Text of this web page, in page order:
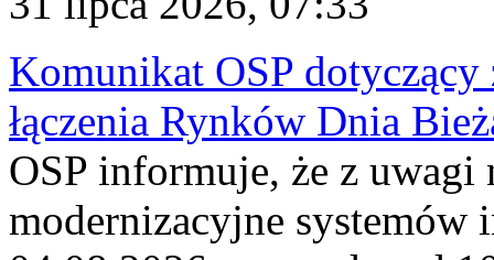
Komunikat OSP dotyczący
łączenia Rynków Dnia
OSP informuje, że z uwagi
modernizacyjne